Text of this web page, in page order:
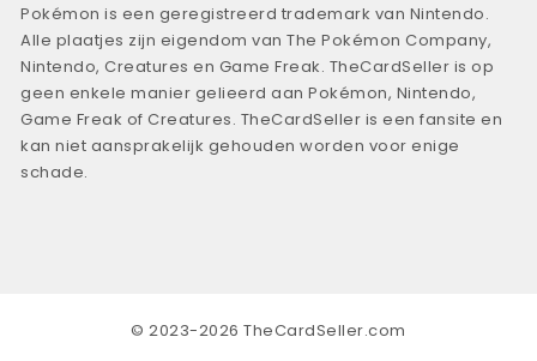
Pokémon is een geregistreerd trademark van Nintendo.
Alle plaatjes zijn eigendom van The Pokémon Company,
Nintendo, Creatures en Game Freak. TheCardSeller is op
geen enkele manier gelieerd aan Pokémon, Nintendo,
Game Freak of Creatures. TheCardSeller is een fansite en
kan niet aansprakelijk gehouden worden voor enige
schade.
© 2023-2026 TheCardSeller.com